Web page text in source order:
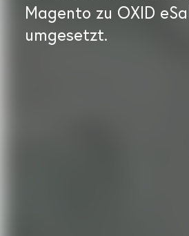
Magento zu OXID
umgesetzt.